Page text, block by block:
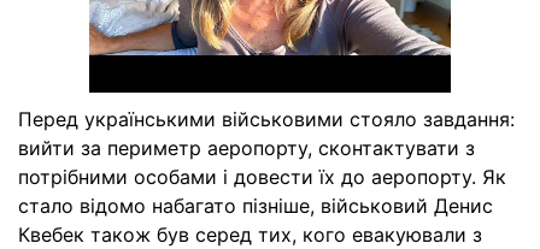
Перед українськими військовими стояло завдання:
вийти за периметр аеропорту, сконтактувати з
потрібними особами і довести їх до аеропорту. Як
стало відомо набагато пізніше, військовий Денис
Квебек також був серед тих, кого евакуювали з